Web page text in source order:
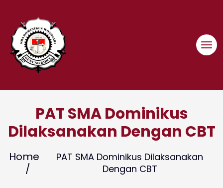
content
PAT SMA Dominikus
Dilaksanakan Dengan CBT
Home
PAT SMA Dominikus Dilaksanakan
Dengan CBT